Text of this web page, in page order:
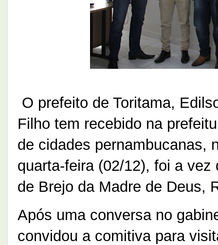
O prefeito de Toritama,
Filho tem recebido na
de cidades pernambucanas,
quarta-feira (02/12), foi a
de Brejo da Madre de Deus,
Após uma conversa no
convidou a comitiva para